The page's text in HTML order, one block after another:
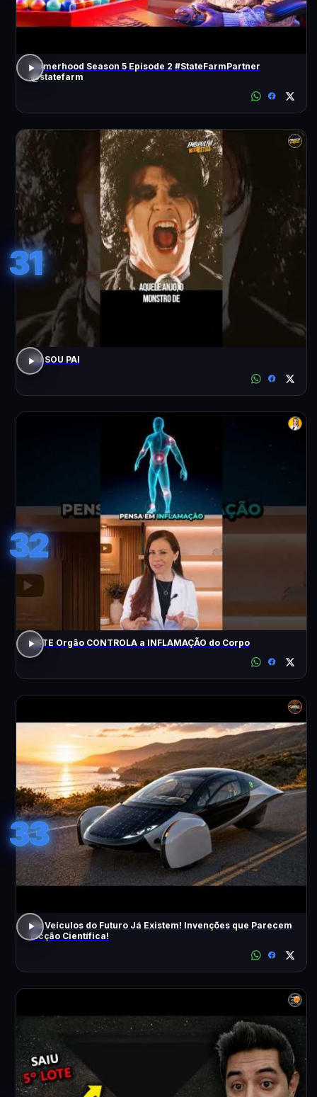
Gamerhood Season 5 Episode 2 #StateFarmPartner
@statefarm
31
EU SOU PAI
32
ESTE Orgão CONTROLA a INFLAMAÇÃO do Corpo
33
Os Veículos do Futuro Já Existem! Invenções que Parecem
Ficção Científica!